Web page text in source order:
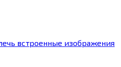
встроенные изображения